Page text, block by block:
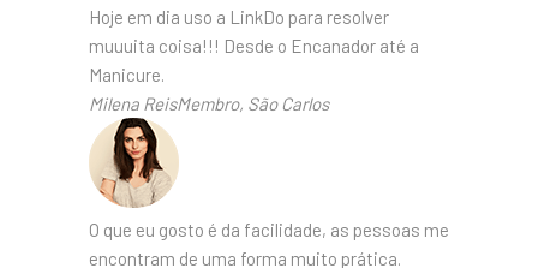
Hoje em dia uso a LinkDo para resolver
muuuita coisa!!! Desde o Encanador até a
Manicure.
Milena ReisMembro, São Carlos
O que eu gosto é da facilidade, as pessoas me
encontram de uma forma muito prática.